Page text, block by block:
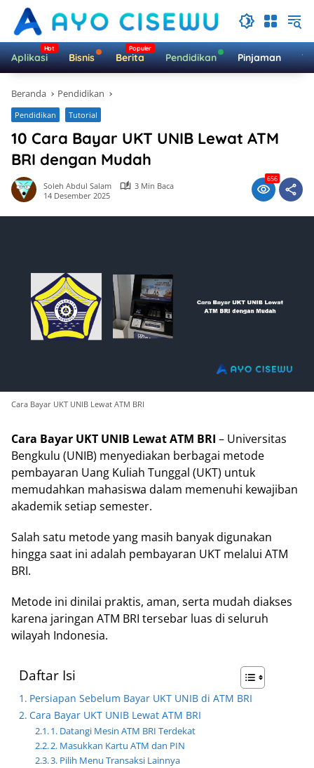
Langsung
konten
Aplikasi Bisnis Berita Pendidikan Pinjaman
Beranda Pendidikan
Pendidikan Tutorial
10 Cara Bayar UKT UNIB Lewat ATM
BRI dengan Mudah
Soleh Abdul Salam
3 Min Baca
14 Desember 2025
656
Cara Bayar UKT UNIB Lewat ATM BRI
Cara Bayar UKT UNIB Lewat ATM BRI – Universitas
Bengkulu (UNIB) menyediakan berbagai metode
pembayaran Uang Kuliah Tunggal (UKT) untuk
memudahkan mahasiswa dalam memenuhi kewajiban
akademik setiap semester.
Salah satu metode yang masih banyak digunakan
hingga saat ini adalah pembayaran UKT melalui ATM
BRI.
Metode ini dinilai praktis, aman, serta mudah diakses
karena jaringan ATM BRI tersebar luas di seluruh
wilayah Indonesia.
Daftar Isi
Persiapan Sebelum Bayar UKT UNIB di ATM BRI
Cara Bayar UKT UNIB Lewat ATM BRI
1. Datangi Mesin ATM BRI Terdekat
2. Masukkan Kartu ATM dan PIN
3. Pilih Menu Transaksi Lainnya